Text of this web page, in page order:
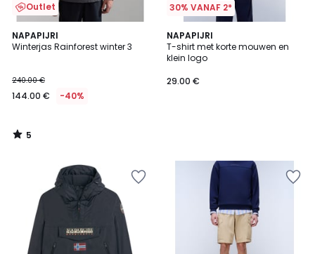
Outlet
NAPAPIJRI
Winterjas Rainforest winter 3
240.00 €
144.00 € -40%
5
/
5
/
30% VANAF 2*
NAPAPIJRI
T-shirt met korte mouwen en
klein logo
29.00 €